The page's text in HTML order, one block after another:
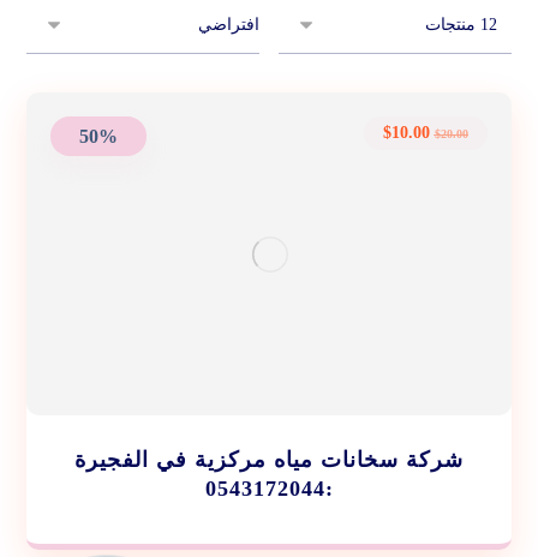
50%
شركة سخانات مياه مركزية في الفجيرة
:0543172044
$20.00
$10.00